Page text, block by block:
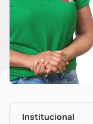
Institucional